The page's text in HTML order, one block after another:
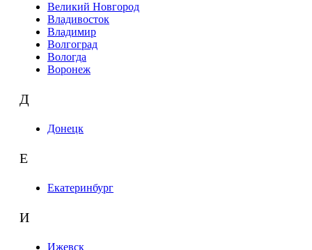
Великий Новгород
Владивосток
Владимир
Волгоград
Вологда
Воронеж
Д
Донецк
Е
Екатеринбург
И
Ижевск